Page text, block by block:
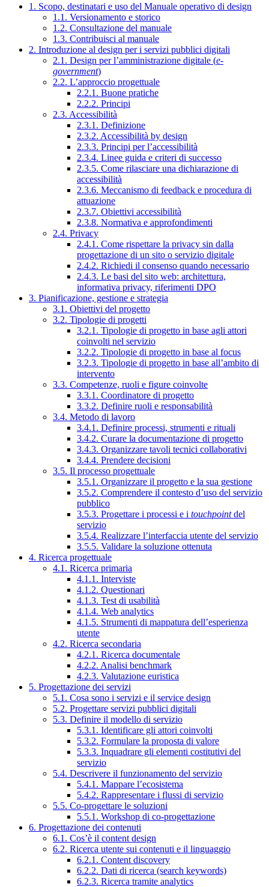
1. Scopo, destinatari e uso del Manuale operativo di design
1.1. Versionamento e storico
1.2. Consultazione del manuale
1.3. Contribuisci al manuale
2. Introduzione al design per i servizi pubblici digitali
2.1. Design per l’amministrazione digitale (e-
government)
2.2. L’approccio progettuale
2.2.1. Buone pratiche
2.2.2. Principi
2.3. Accessibilità
2.3.1. Definizione
2.3.2. Accessibilità by design
2.3.3. Principi per l’accessibilità
2.3.4. Linee guida e criteri di successo
2.3.5. Come rilasciare una dichiarazione di
accessibilità
2.3.6. Meccanismo di feedback e procedura di
attuazione
2.3.7. Obiettivi accessibilità
2.3.8. Normativa e approfondimenti
2.4. Privacy
2.4.1. Come rispettare la privacy sin dalla
progettazione di un sito o servizio digitale
2.4.2. Richiedi il consenso quando necessario
2.4.3. Le basi del sito web: architettura,
informativa privacy, riferimenti DPO
3. Pianificazione, gestione e strategia
3.1. Obiettivi del progetto
3.2. Tipologie di progetti
3.2.1. Tipologie di progetto in base agli attori
coinvolti nel servizio
3.2.2. Tipologie di progetto in base al focus
3.2.3. Tipologie di progetto in base all’ambito di
intervento
3.3. Competenze, ruoli e figure coinvolte
3.3.1. Coordinatore di progetto
3.3.2. Definire ruoli e responsabilità
3.4. Metodo di lavoro
3.4.1. Definire processi, strumenti e rituali
3.4.2. Curare la documentazione di progetto
3.4.3. Organizzare tavoli tecnici collaborativi
3.4.4. Prendere decisioni
3.5. Il processo progettuale
3.5.1. Organizzare il progetto e la sua gestione
3.5.2. Comprendere il contesto d’uso del servizio
pubblico
3.5.3. Progettare i processi e i touchpointdel
servizio
3.5.4. Realizzare l’interfaccia utente del servizio
3.5.5. Validare la soluzione ottenuta
4. Ricerca progettuale
4.1. Ricerca primaria
4.1.1. Interviste
4.1.2. Questionari
4.1.3. Test di usabilità
4.1.4. Web analytics
4.1.5. Strumenti di mappatura dell’esperienza
utente
4.2. Ricerca secondaria
4.2.1. Ricerca documentale
4.2.2. Analisi benchmark
4.2.3. Valutazione euristica
5. Progettazione dei servizi
5.1. Cosa sono i servizi e il service design
5.2. Progettare servizi pubblici digitali
5.3. Definire il modello di servizio
5.3.1. Identificare gli attori coinvolti
5.3.2. Formulare la proposta di valore
5.3.3. Inquadrare gli elementi costitutivi del
servizio
5.4. Descrivere il funzionamento del servizio
5.4.1. Mappare l’ecosistema
5.4.2. Rappresentare i flussi di servizio
5.5. Co-progettare le soluzioni
5.5.1. Workshop di co-progettazione
6. Progettazione dei contenuti
6.1. Cos’è il content design
6.2. Ricerca utente sui contenuti e il linguaggio
6.2.1. Content discovery
6.2.2. Dati di ricerca (search keywords)
6.2.3. Ricerca tramite analytics